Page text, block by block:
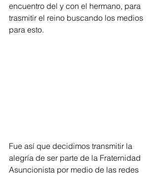
encuentro del y con el hermano, para
trasmitir el reino buscando los medios
para esto.
Fue así que decidimos transmitir la
alegría de ser parte de la Fraternidad
Asuncionista por medio de las redes